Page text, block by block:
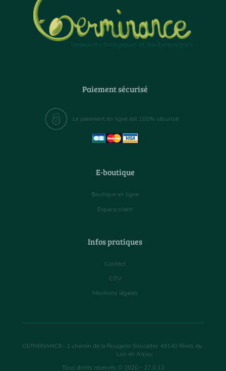
Paiement sécurisé
Le paiement en ligne est 100% sécurisé
E-boutique
Boutique en ligne
Espace client
Infos pratiques
Contact
CGV
Mentions légales
GERMINANCE- 1 chemin de la Rougerie Soucelles 49140 Rives du
Loir en Anjou
Tous droits réservés © 2020 - 27.0.12